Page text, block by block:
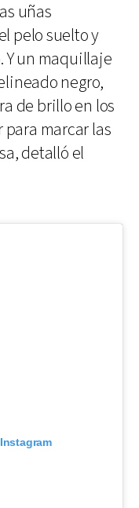
uñas
pelo suelto y
Y un maquillaje
negro,
de brillo en los
marcar las
detalló el